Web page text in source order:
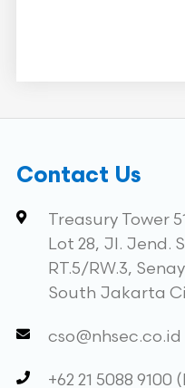
Contact Us
Treasury Tower
Lot 28, Jl. Jend.
RT.5/RW.3,
South Jakarta
cso@nhsec.co.id
+62 21 5088